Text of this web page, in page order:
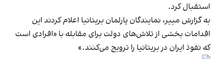
استقبال کرد.
به گزارش مییر، نمایندگان پارلمان بریتانیا اعلام کردند این
اقدامات بخشی از تلاش‌های دولت برای مقابله با «افرادی است
که نفوذ ایران در بریتانیا را ترویج می‌کنند.»